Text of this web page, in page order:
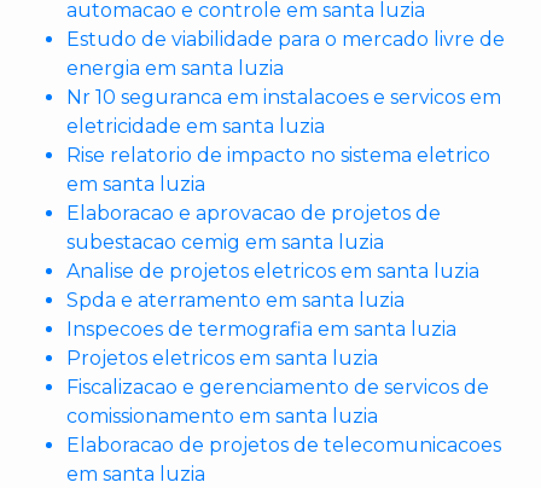
automacao e controle em santa luzia
Estudo de viabilidade para o mercado livre de
energia em santa luzia
Nr 10 seguranca em instalacoes e servicos em
eletricidade em santa luzia
Rise relatorio de impacto no sistema eletrico
em santa luzia
Elaboracao e aprovacao de projetos de
subestacao cemig em santa luzia
Analise de projetos eletricos em santa luzia
Spda e aterramento em santa luzia
Inspecoes de termografia em santa luzia
Projetos eletricos em santa luzia
Fiscalizacao e gerenciamento de servicos de
comissionamento em santa luzia
Elaboracao de projetos de telecomunicacoes
em santa luzia